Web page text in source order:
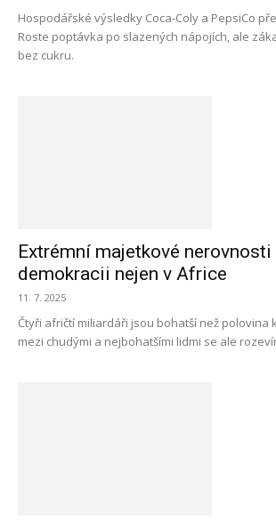
Hospodářské výsledky Coca-Coly a PepsiCo
Roste poptávka po slazených nápojích, ale
bez cukru.
Extrémní majetkové
demokracii nejen v Africe
11. 7. 2025
Čtyři afričtí miliardáři jsou bohatší než polovina
mezi chudými a nejbohatšími lidmi se ale